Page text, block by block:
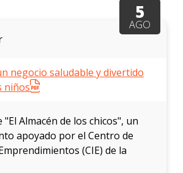
5
AGO
negocio saludable y divertido
niños
Almacén de los chicos", un
apoyado por el Centro de
(CIE) de la